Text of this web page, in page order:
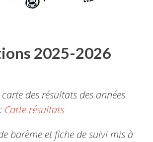
2025-2026
des résultats des années
Carte résultats
barème et fiche de suivi mis à